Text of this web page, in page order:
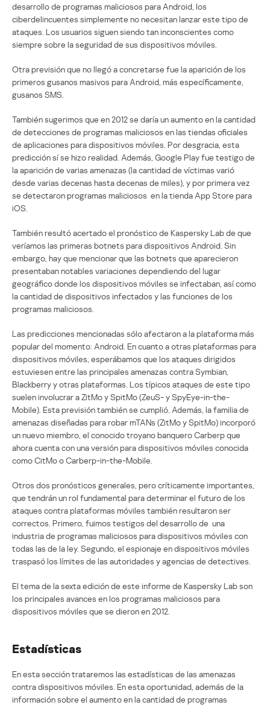
desarrollo de programas maliciosos para Android, los
ciberdelincuentes simplemente no necesitan lanzar este tipo de
ataques. Los usuarios siguen siendo tan inconscientes como
siempre sobre la seguridad de sus dispositivos móviles.
Otra previsión que no llegó a concretarse fue la aparición de los
primeros gusanos masivos para Android, más específicamente,
gusanos SMS.
También sugerimos que en 2012 se daría un aumento en la cantidad
de detecciones de programas maliciosos en las tiendas oficiales
de aplicaciones para dispositivos móviles. Por desgracia, esta
predicción sí se hizo realidad. Además, Google Play fue testigo de
la aparición de varias amenazas (la cantidad de víctimas varió
desde varias decenas hasta decenas de miles), y por primera vez
se detectaron programas maliciosos en la tienda App Store para
iOS.
También resultó acertado el pronóstico de Kaspersky Lab de que
veríamos las primeras botnets para dispositivos Android. Sin
embargo, hay que mencionar que las botnets que aparecieron
presentaban notables variaciones dependiendo del lugar
geográfico donde los dispositivos móviles se infectaban, así como
la cantidad de dispositivos infectados y las funciones de los
programas maliciosos.
Las predicciones mencionadas sólo afectaron a la plataforma más
popular del momento: Android. En cuanto a otras plataformas para
dispositivos móviles, esperábamos que los ataques dirigidos
estuviesen entre las principales amenazas contra Symbian,
Blackberry y otras plataformas. Los típicos ataques de este tipo
suelen involucrar a ZitMo y SpitMo (ZeuS- y SpyEye-in-the-
Mobile). Esta previsión también se cumplió. Además, la familia de
amenazas diseñadas para robar mTANs (ZitMo y SpitMo) incorporó
un nuevo miembro, el conocido troyano banquero Carberp que
ahora cuenta con una versión para dispositivos móviles conocida
como CitMo o Carberp-in-the-Mobile.
Otros dos pronósticos generales, pero críticamente importantes,
que tendrán un rol fundamental para determinar el futuro de los
ataques contra plataformas móviles también resultaron ser
correctos. Primero, fuimos testigos del desarrollo de una
industria de programas maliciosos para dispositivos móviles con
todas las de la ley. Segundo, el espionaje en dispositivos móviles
traspasó los límites de las autoridades y agencias de detectives.
El tema de la sexta edición de este informe de Kaspersky Lab son
los principales avances en los programas maliciosos para
dispositivos móviles que se dieron en 2012.
Estadísticas
En esta sección trataremos las estadísticas de las amenazas
contra dispositivos móviles. En esta oportunidad, además de la
información sobre el aumento en la cantidad de programas